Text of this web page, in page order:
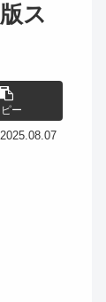
ス
ー
2025.08.07